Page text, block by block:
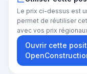
Le prix ci-dessus est
permet de réutiliser
avec vos prix
Ouvrir cette